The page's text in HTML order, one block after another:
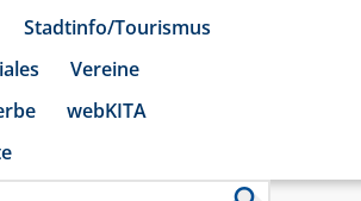
Stadtinfo/Tourismus
Vereine
webKITA